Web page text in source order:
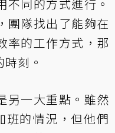
不同的方式進行。
團隊找出了能夠在
率的工作方式，那
刻。
另一大重點。雖然
班的情況，但他們